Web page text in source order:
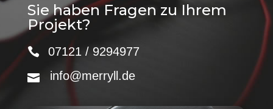
Sie haben Fragen zu Ihrem
Projekt?
07121 / 9294977
info@merryll.de